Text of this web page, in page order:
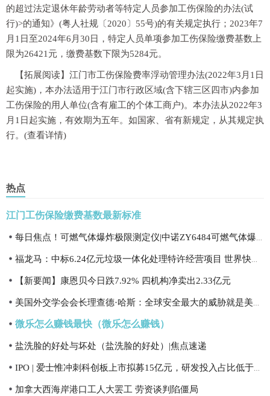
的超过法定退休年龄劳动者等特定人员参加工伤保险的办法(试
行)>的通知》(粤人社规〔2020〕55号)的有关规定执行；2023年7
月1日至2024年6月30日，特定人员单项参加工伤保险缴费基数上
限为26421元，缴费基数下限为5284元。
【拓展阅读】 江门市工伤保险费率浮动管理办法(2022年3月1日
起实施)，本办法适用于江门市行政区域(含下辖三区四市)内参加
工伤保险的用人单位(含有雇工的个体工商户)。本办法从2022年3
月1日起实施，有效期为五年。如国家、省有新规定，从其规定执
行。(查看详情)
热点
江门工伤保险缴费基数最新标准
【新要闻】康恩贝今日跌7.92% 四机构净卖出2.33亿元
微乐怎么赚钱最快（微乐怎么赚钱）
盐洗脸的好处与坏处（盐洗脸的好处）|焦点速递
加拿大西海岸港口工人大罢工 劳资谈判陷僵局